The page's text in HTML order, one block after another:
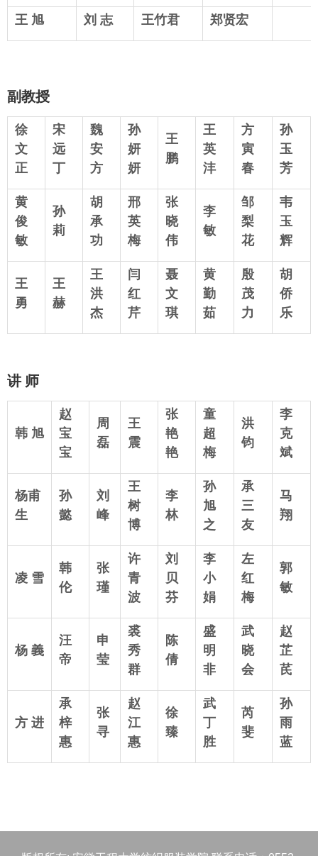
王 旭 刘 志 王竹君 郑贤宏
副教授
徐
文
正
宋
远
丁
魏
安
方
孙
妍
妍
王
鹏
王
英
沣
方
寅
春
孙
玉
芳
黄
俊
敏
孙
莉
胡
承
功
邢
英
梅
张
晓
伟
李
敏
邹
梨
花
韦
玉
辉
王
勇
王
赫
王
洪
杰
闫
红
芹
聂
文
琪
黄
勤
茹
殷
茂
力
胡
侨
乐
讲 师
韩 旭
赵
宝
宝
周
磊
王
震
张
艳
艳
童
超
梅
洪
钧
李
克
斌
杨甫
生
孙
懿
刘
峰
王
树
博
李
林
孙
旭
之
承
三
友
马
翔
凌 雪
韩
伦
张
瑾
许
青
波
刘
贝
芬
李
小
娟
左
红
梅
郭
敏
杨 義
汪
帝
申
莹
裘
秀
群
陈
倩
盛
明
非
武
晓
会
赵
芷
芪
方 进
承
梓
惠
张
寻
赵
江
惠
徐
臻
武
丁
胜
芮
斐
孙
雨
蓝